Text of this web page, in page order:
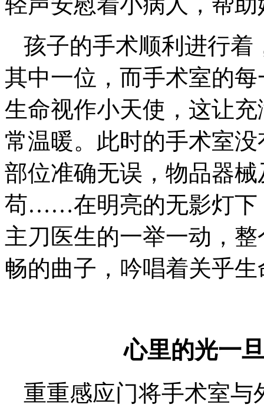
孩子的手术顺利进行着
其中一位，而手术室的
生命视作小天使，这让
常温暖。此时的手术室
部位准确无误，物品器
苟……在明亮的无影灯下
主刀医生的一举一动，
畅的曲子，吟唱着关乎
心里的光一
重重感应门将手术室与